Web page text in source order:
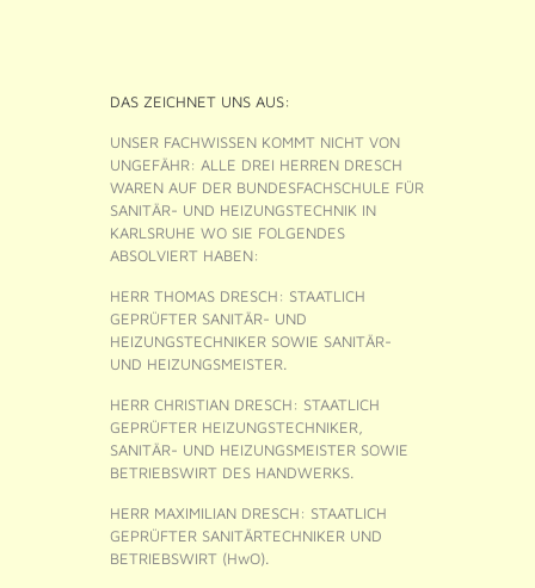
DAS ZEICHNET UNS AUS:
UNSER FACHWISSEN KOMMT NICHT VON
UNGEFÄHR: ALLE DREI HERREN DRESCH
WAREN AUF DER BUNDESFACHSCHULE FÜR
SANITÄR- UND HEIZUNGSTECHNIK IN
KARLSRUHE WO SIE FOLGENDES
ABSOLVIERT HABEN:
HERR THOMAS DRESCH: STAATLICH
GEPRÜFTER SANITÄR- UND
HEIZUNGSTECHNIKER SOWIE SANITÄR-
UND HEIZUNGSMEISTER.
HERR CHRISTIAN DRESCH: STAATLICH
GEPRÜFTER HEIZUNGSTECHNIKER,
SANITÄR- UND HEIZUNGSMEISTER SOWIE
BETRIEBSWIRT DES HANDWERKS.
HERR MAXIMILIAN DRESCH: STAATLICH
GEPRÜFTER SANITÄRTECHNIKER UND
BETRIEBSWIRT (HwO).